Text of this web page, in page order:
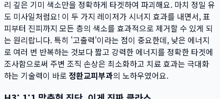
리 깊은 기미 색소만을 정확하게 타겟하여 파괴해요. 마치 정밀 유
도 미사일처럼요! 이 두 가지 레이저가 시너지 효과를 내면서, 표
피부터 진피까지 모든 층의 색소를 효과적으로 제거할 수 있게 되
는 원리랍니다. 특히 '고출력'이라는 점이 중요한데, 낮은 에너지
로 여러 번 반복하는 것보다 짧고 강력한 에너지를 정확한 타겟에
조사함으로써 주변 조직 손상은 최소화하고 치료 효과는 극대화
하는 기술력이 바로 정환교피부과의 노하우였어요.